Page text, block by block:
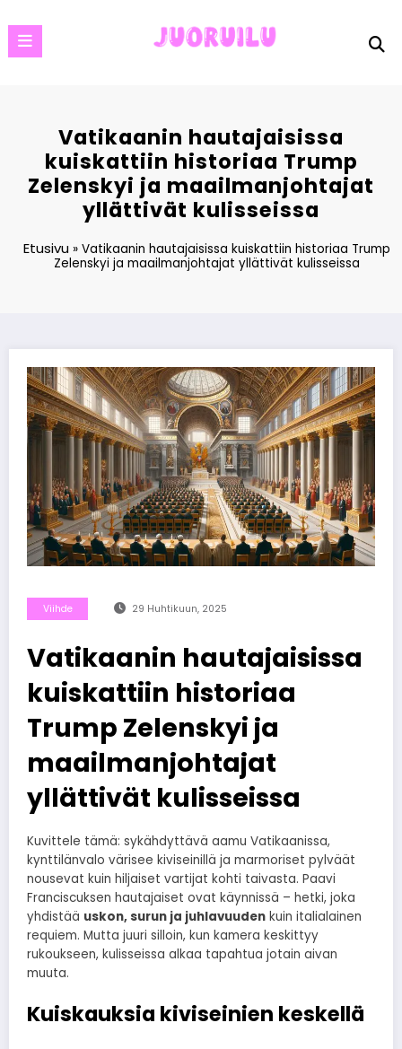
to
content
Vatikaanin hautajaisissa
kuiskattiin historiaa Trump
Zelenskyi ja maailmanjohtajat
yllättivät kulisseissa
Etusivu »Vatikaanin hautajaisissa kuiskattiin historiaa Trump
Zelenskyi ja maailmanjohtajat yllättivät kulisseissa
Viihde 29 Huhtikuun, 2025
Vatikaanin hautajaisissa
kuiskattiin historiaa
Trump Zelenskyi ja
maailmanjohtajat
yllättivät kulisseissa
Kuvittele tämä: sykähdyttävä aamu Vatikaanissa,
kynttilänvalo värisee kiviseinillä ja marmoriset pylväät
nousevat kuin hiljaiset vartijat kohti taivasta. Paavi
Franciscuksen hautajaiset ovat käynnissä – hetki, joka
yhdistää uskon, surun ja juhlavuuden kuin italialainen
requiem. Mutta juuri silloin, kun kamera keskittyy
rukoukseen, kulisseissa alkaa tapahtua jotain aivan
muuta.
Kuiskauksia kiviseinien keskellä